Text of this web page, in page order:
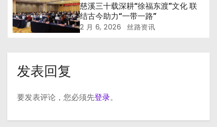
慈溪三十载深耕“徐福东渡”文化 联
结古今助力“一带一路”
2 月 6, 2026 丝路资讯
发表回复
要发表评论，您必须先登录。